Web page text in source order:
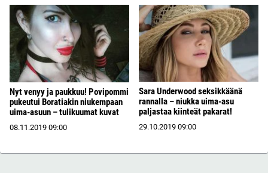
Nyt venyy ja paukkuu! Povipommi
pukeutui Boratiakin niukempaan
uima-asuun – tulikuumat kuvat
08.11.2019 09:00
Sara Underwood seksikkäänä
rannalla – niukka uima-asu
paljastaa kiinteät pakarat!
29.10.2019 09:00